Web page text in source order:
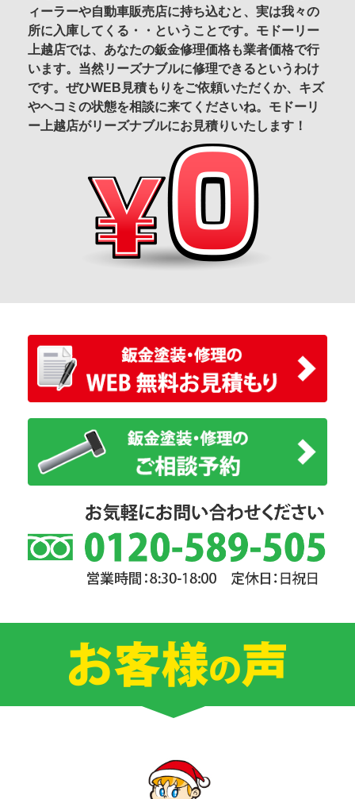
ィーラーや自動車販売店に持ち込むと、実は我々の
所に入庫してくる・・ということです。モドーリー
上越店では、あなたの鈑金修理価格も業者価格で行
います。当然リーズナブルに修理できるというわけ
です。ぜひWEB見積もりをご依頼いただくか、キズ
やヘコミの状態を相談に来てくださいね。モドーリ
ー上越店がリーズナブルにお見積りいたします！